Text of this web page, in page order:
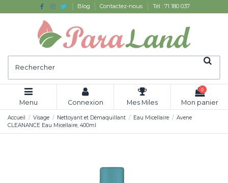
Blog Contactez-nous Tél : 71 180 037
Menu Connexion Mes Miles
0
Mon panier
Accueil Visage Nettoyant et Démaquillant Eau Micellaire
Avene
CLEANANCE Eau Micellaire, 400ml